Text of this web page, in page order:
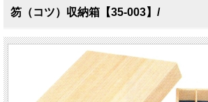
笏（コツ）収納箱【35-003】/